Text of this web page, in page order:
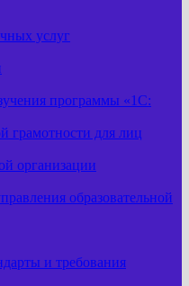
услуг
программы «1С:
грамотности для лиц
организации
образовательной
и требования